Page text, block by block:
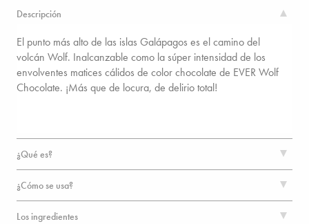
Descripción
El punto más alto de las islas Galápagos es el camino del
volcán Wolf. Inalcanzable como la súper intensidad de los
envolventes matices cálidos de color chocolate de EVER Wolf
Chocolate. ¡Más que de locura, de delirio total!
¿Qué es?
¿Cómo se usa?
Los ingredientes